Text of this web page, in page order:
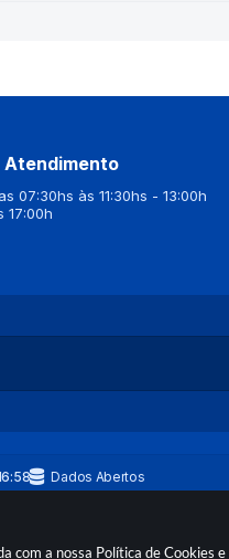
com a nossa Política de Cookies e
Atendimento
07:30hs às 11:30hs - 13:00h
17:00h
Dados Abertos